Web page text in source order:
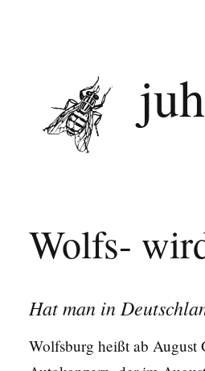
Wolfs-
Hat man in
Wolfsburg heißt ab August